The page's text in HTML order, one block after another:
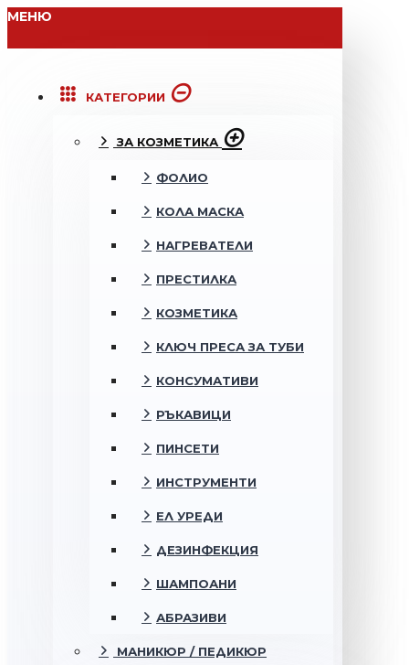
МЕНЮ
КАТЕГОРИИ
ЗА КОЗМЕТИКА
ФОЛИО
КОЛА МАСКА
НАГРЕВАТЕЛИ
ПРЕСТИЛКА
КОЗМЕТИКА
КЛЮЧ ПРЕСА ЗА ТУБИ
КОНСУМАТИВИ
РЪКАВИЦИ
ПИНСЕТИ
ИНСТРУМЕНТИ
ЕЛ УРЕДИ
ДЕЗИНФЕКЦИЯ
ШАМПОАНИ
АБРАЗИВИ
МАНИКЮР / ПЕДИКЮР